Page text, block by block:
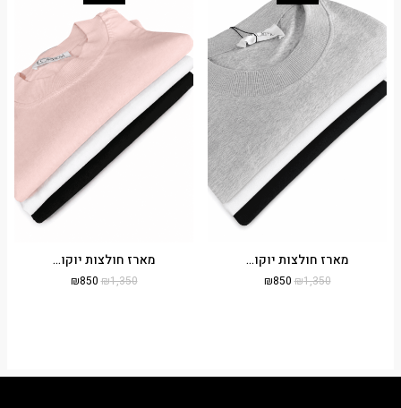
מארז חולצות יוקו...
₪1,350
₪850
מארז חולצות יוקו...
₪1,350
₪850